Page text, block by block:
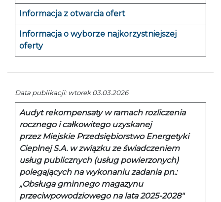
Informacja z otwarcia ofert
Informacja o wyborze najkorzystniejszej
oferty
Data publikacji: wtorek 03.03.2026
Audyt rekompensaty w ramach rozliczenia
rocznego i całkowitego uzyskanej
przez Miejskie Przedsiębiorstwo Energetyki
Cieplnej S.A. w związku ze świadczeniem
usług publicznych (usług powierzonych)
polegających na wykonaniu zadania pn.:
„Obsługa gminnego magazynu
przeciwpowodziowego na lata 2025-2028″